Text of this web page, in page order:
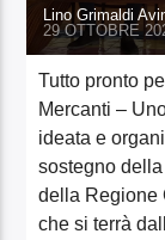
Lino Grimaldi
29 OTTOBRE
Tutto pronto
Mercanti –
ideata e
sostegno
della Regione
che si terrà